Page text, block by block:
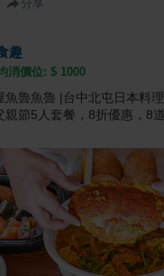
分享
趣
消價位: $ 1000
魚魯魚魯 |台中北屯日本料
親節5人套餐，8折優惠，8